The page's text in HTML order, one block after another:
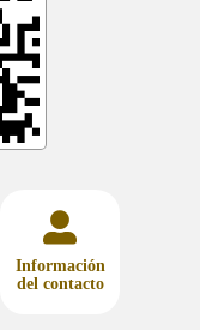
Información
del contacto